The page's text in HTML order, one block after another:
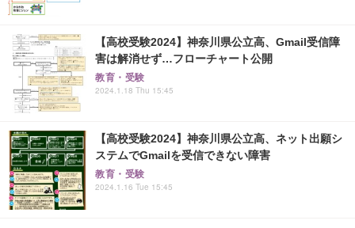
【高校受験2024】神奈川県公立高、Gmail受信障
害は解消せず…フローチャート公開
教育・受験
2024.1.18 Thu 15:45
【高校受験2024】神奈川県公立高、ネット出願シ
ステムでGmailを受信できない障害
教育・受験
2024.1.16 Tue 15:45